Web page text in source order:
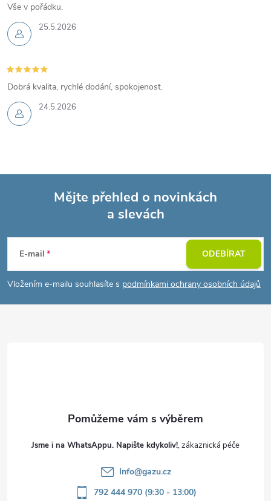
25.5.2026
Vše v pořádku.
24.5.2026
Dobrá kvalita, rychlé dodání, spokojenost.
p
a
Mějte přehled o novinkách
a slevách
E-mail
Vložením e-mailu souhlasíte s podmínkami ochrany osobních údajů
ODEBÍRAT
Jsme i na WhatsAppu. Napište kdykoliv!
Info@gazu.cz
792 444 970 (9:30 - 13:00)